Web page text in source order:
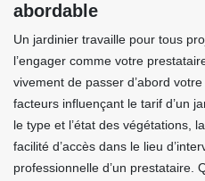
abordable
Un jardinier travaille pour tous
l’engager comme votre
vivement de passer d’abord
facteurs influençant le tarif d’un
le type et l’état des végétations,
facilité d’accès dans le lieu
professionnelle d’un prestataire.